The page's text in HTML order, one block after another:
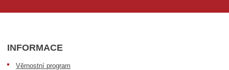
INFORMACE
Věrnostní program